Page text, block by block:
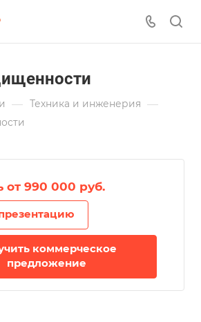
— Техника и инженерия —
от 990 000 руб.
коммерческое
предложение